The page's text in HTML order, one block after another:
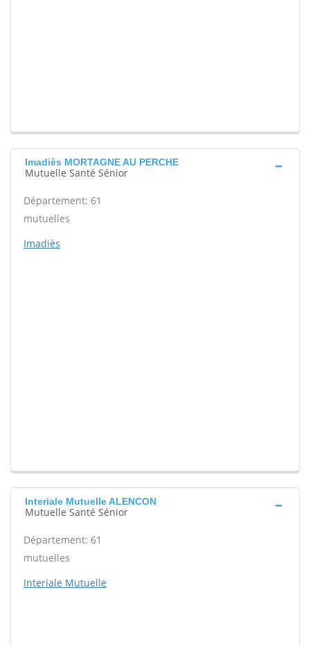
Imadiès MORTAGNE AU PERCHE
Mutuelle Santé Sénior
Département: 61
mutuelles
Imadiès
Interiale Mutuelle ALENCON
Mutuelle Santé Sénior
Département: 61
mutuelles
Interiale Mutuelle